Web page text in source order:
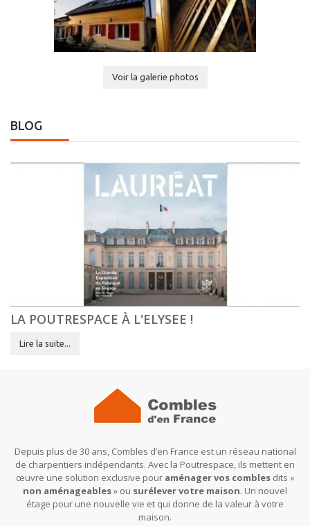
Voir la galerie photos
BLOG
LA POUTRESPACE À L'ELYSEE !
Lire la suite...
Depuis plus de 30 ans, Combles d’en France est un réseau national
de charpentiers indépendants. Avec la Poutrespace, ils mettent en
œuvre une solution exclusive pour aménager vos comblesdits «
non aménageables» ou surélever votre maison. Un nouvel
étage pour une nouvelle vie et qui donne de la valeur à votre
maison.